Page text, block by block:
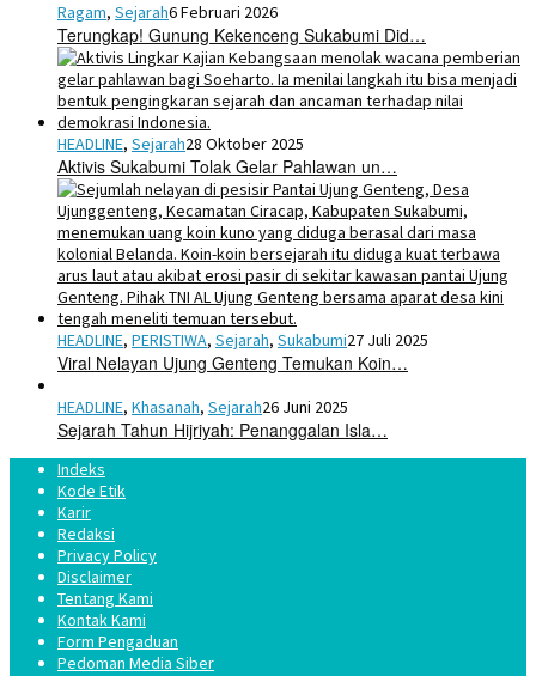
Ragam, Sejarah6 Februari 2026
Terungkap! Gunung Kekenceng Sukabumi Did…
HEADLINE, Sejarah28 Oktober 2025
Aktivis Sukabumi Tolak Gelar Pahlawan un…
HEADLINE, PERISTIWA, Sejarah, Sukabumi27 Juli 2025
Viral Nelayan Ujung Genteng Temukan Koin…
HEADLINE, Khasanah, Sejarah26 Juni 2025
Sejarah Tahun Hijriyah: Penanggalan Isla…
Indeks
Kode Etik
Karir
Redaksi
Privacy Policy
Disclaimer
Tentang Kami
Kontak Kami
Form Pengaduan
Pedoman Media Siber